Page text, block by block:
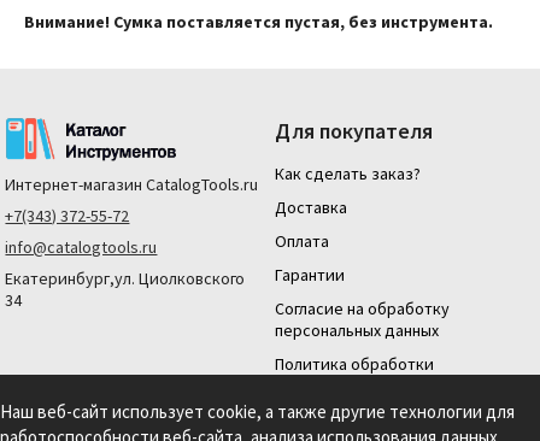
Внимание! Сумка поставляется пустая, без инструмента.
Интернет-магазин CatalogTools.ru
+7(343) 372-55-72
info@catalogtools.ru
Екатеринбург,ул. Циолковского
34
Для покупателя
Как сделать заказ?
Доставка
Оплата
Гарантии
Согласие на обработку
персональных данных
Политика обработки
Для юридических лиц
Наш веб-сайт использует cookie, а также другие технологии для